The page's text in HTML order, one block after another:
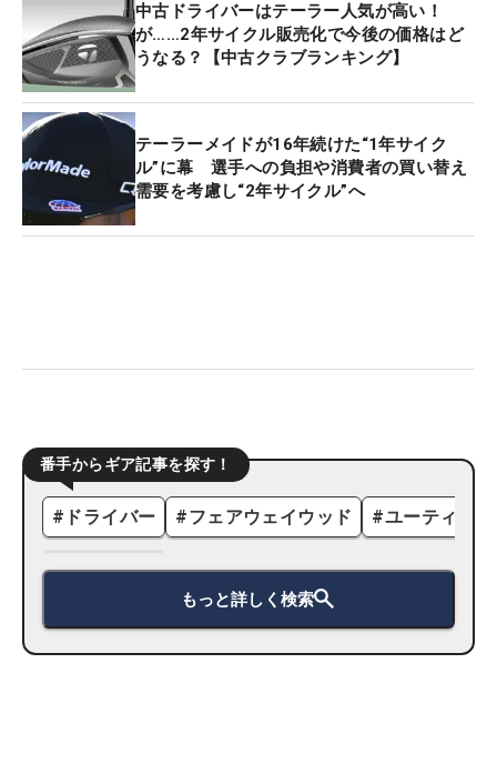
中古ドライバーはテーラー人気が高い！
が……2年サイクル販売化で今後の価格はど
うなる？【中古クラブランキング】
テーラーメイドが16年続けた“1年サイク
ル”に幕 選手への負担や消費者の買い替え
需要を考慮し“2年サイクル”へ
番手からギア記事を探す！
# ドライバー #フェアウェイウッド #ユーティリ
もっと詳しく検索